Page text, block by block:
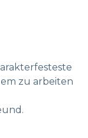
zu arbeiten